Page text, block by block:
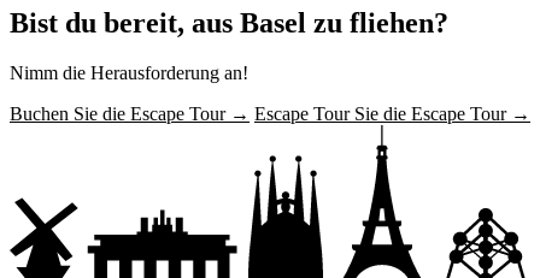
Bist du bereit, aus Basel zu fliehen?
Nimm die Herausforderung an!
Buchen Sie die Escape Tour → Escape Tour Sie die Escape Tour →